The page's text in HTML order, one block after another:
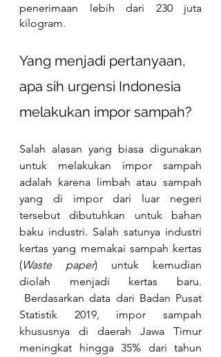
penerimaan lebih dari 230 juta
kilogram.
Yang menjadi pertanyaan,
apa sih urgensi Indonesia
melakukan impor sampah?
Salah alasan yang biasa digunakan
untuk melakukan impor sampah
adalah karena limbah atau sampah
yang di impor dari luar negeri
tersebut dibutuhkan untuk bahan
baku industri. Salah satunya industri
kertas yang memakai sampah kertas
(Waste paper) untuk kemudian
diolah menjadi kertas baru.
Berdasarkan data dari Badan Pusat
Statistik 2019, impor sampah
khususnya di daerah Jawa Timur
meningkat hingga 35% dari tahun